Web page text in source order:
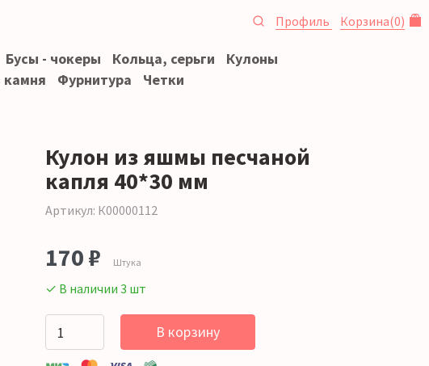
Профиль Корзина(0)
Бусы - чокеры Кольца, серьги
Кулоны
камня Фурнитура Четки
Кулон из яшмы песчаной
капля 40*30 мм
Артикул: К00000112
170 ₽ Штука
✓ В наличии 3 шт
В корзину